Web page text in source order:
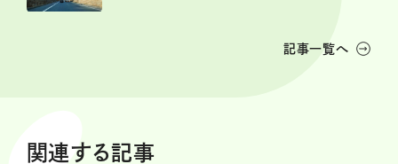
記事一覧へ
関連する記事